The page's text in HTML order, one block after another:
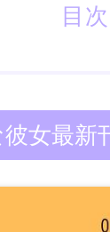
目次
女最新